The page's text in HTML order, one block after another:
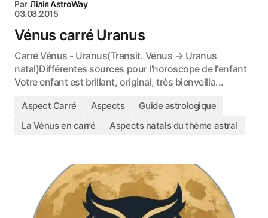
Par Лілія AstroWay
03.08.2015
Vénus carré Uranus
Carré Vénus - Uranus(Transit. Vénus → Uranus
natal)Différentes sources pour l'horoscope de l'enfant
Votre enfant est brillant, original, très bienveilla...
Aspect Carré Aspects
Guide astrologique
La Vénus en carré
Aspects natals du thème astral